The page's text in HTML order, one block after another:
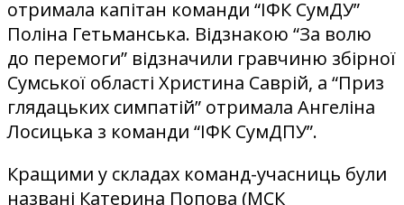
отримала капітан команди “ІФК СумДУ”
Поліна Гетьманська. Відзнакою “За волю
до перемоги” відзначили гравчиню збірної
Сумської області Христина Саврій, а “Приз
глядацьких симпатій” отримала Ангеліна
Лосицька з команди “ІФК СумДПУ”.
Кращими у складах команд-учасниць були
названі Катерина Попова (МСК